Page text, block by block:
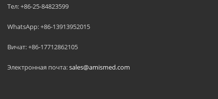
Тел: +86-25-84823599
WhatsApp: +86-13913952015
Вичат: +86-17712862105
Электронная почта:sales@amismed.com